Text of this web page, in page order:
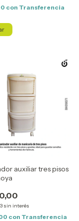
con Transferencia
auxiliar tres pisos
sin interés
con Transferencia